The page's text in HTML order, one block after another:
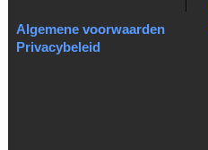
Algemene voorwaarden
Privacybeleid